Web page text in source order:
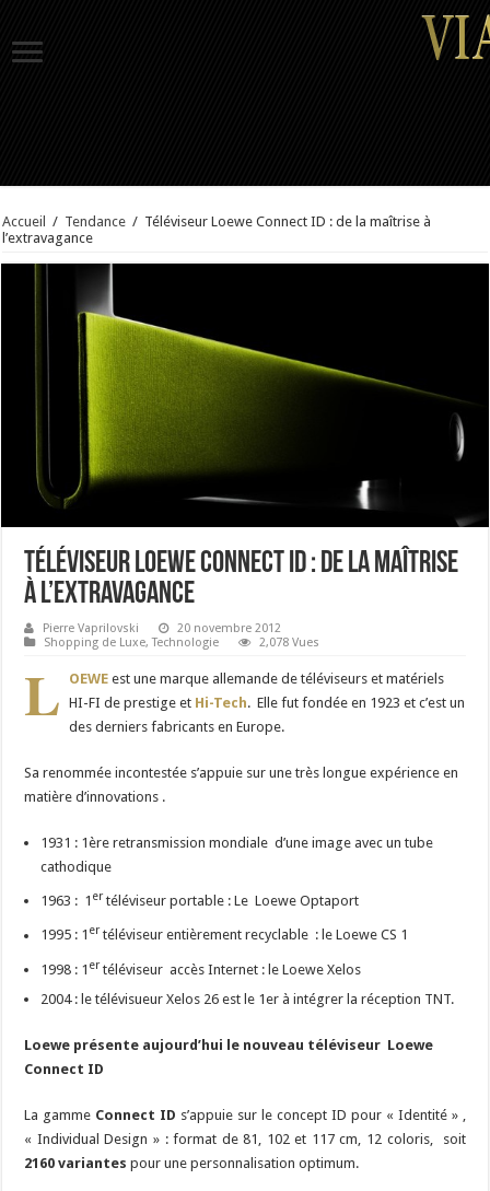
Accueil / Tendance / Téléviseur Loewe Connect ID : de la maîtrise à
l’extravagance
Téléviseur Loewe Connect ID : de la maîtrise
à l’extravagance
Pierre Vaprilovski
20 novembre 2012
Shopping de Luxe,Technologie 2,078 Vues
L OEWE est une marque allemande de téléviseurs et matériels
HI-FI de prestige et Hi-Tech. Elle fut fondée en 1923 et c’est un
des derniers fabricants en Europe.
Sa renommée incontestée s’appuie sur une très longue expérience en
matière d’innovations .
1931 : 1ère retransmission mondiale d’une image avec un tube
cathodique
1963 : 1 er téléviseur portable : Le Loewe Optaport
1995 : 1 er téléviseur entièrement recyclable : le Loewe CS 1
1998 : 1 er téléviseur accès Internet : le Loewe Xelos
2004 : le télévisueur Xelos 26 est le 1er à intégrer la réception TNT.
Loewe présente aujourd’hui le nouveau téléviseur Loewe
Connect ID
La gamme Connect ID s’appuie sur le concept ID pour « Identité » ,
« Individual Design » : format de 81, 102 et 117 cm, 12 coloris, soit
2160 variantes pour une personnalisation optimum.